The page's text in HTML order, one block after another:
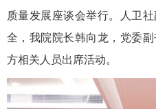
质量发展座谈会举行。人卫
全，我院院长韩向龙，党委
方相关人员出席活动。